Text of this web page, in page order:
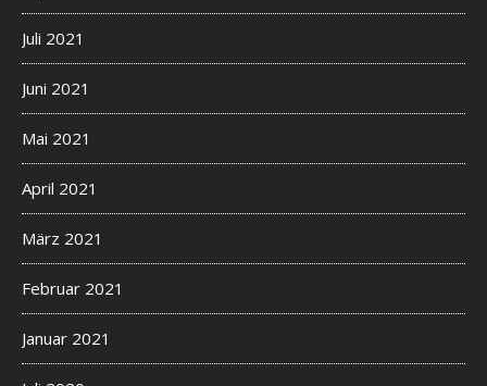
Juli 2021
Juni 2021
Mai 2021
April 2021
März 2021
Februar 2021
Januar 2021